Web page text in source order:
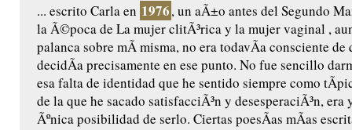
... escrito Carla en 1976, un aÃ±o antes del Segundo
la Ã©poca de La mujer clitÃ³rica y la mujer vaginal ,
palanca sobre mÃ­ misma, no era todavÃ­a consciente de
decidÃ­a precisamente en ese punto. No fue sencillo
esa falta de identidad que he sentido siempre como
de la que he sacado satisfacciÃ³n y desesperaciÃ³n, era
Ãºnica posibilidad de serlo. Ciertas poesÃ­as mÃ­as